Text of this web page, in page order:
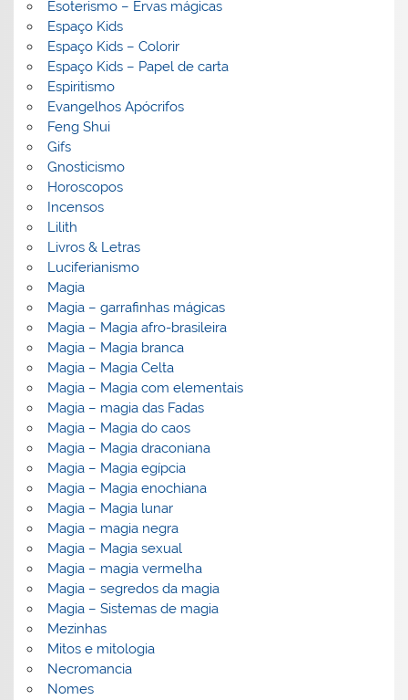
Esoterismo – Ervas mágicas
Espaço Kids
Espaço Kids – Colorir
Espaço Kids – Papel de carta
Espiritismo
Evangelhos Apócrifos
Feng Shui
Gifs
Gnosticismo
Horoscopos
Incensos
Lilith
Livros & Letras
Luciferianismo
Magia
Magia – garrafinhas mágicas
Magia – Magia afro-brasileira
Magia – Magia branca
Magia – Magia Celta
Magia – Magia com elementais
Magia – magia das Fadas
Magia – Magia do caos
Magia – Magia draconiana
Magia – Magia egípcia
Magia – Magia enochiana
Magia – Magia lunar
Magia – magia negra
Magia – Magia sexual
Magia – magia vermelha
Magia – segredos da magia
Magia – Sistemas de magia
Mezinhas
Mitos e mitologia
Necromancia
Nomes